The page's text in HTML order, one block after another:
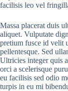
facilisis leo vel
Massa placerat duis
aliquet. Vulputate
pretium fusce id velit
pellentesque. Sed
Ultricies integer quis
orci a scelerisque
eu facilisis sed odio
turpis in eu mi